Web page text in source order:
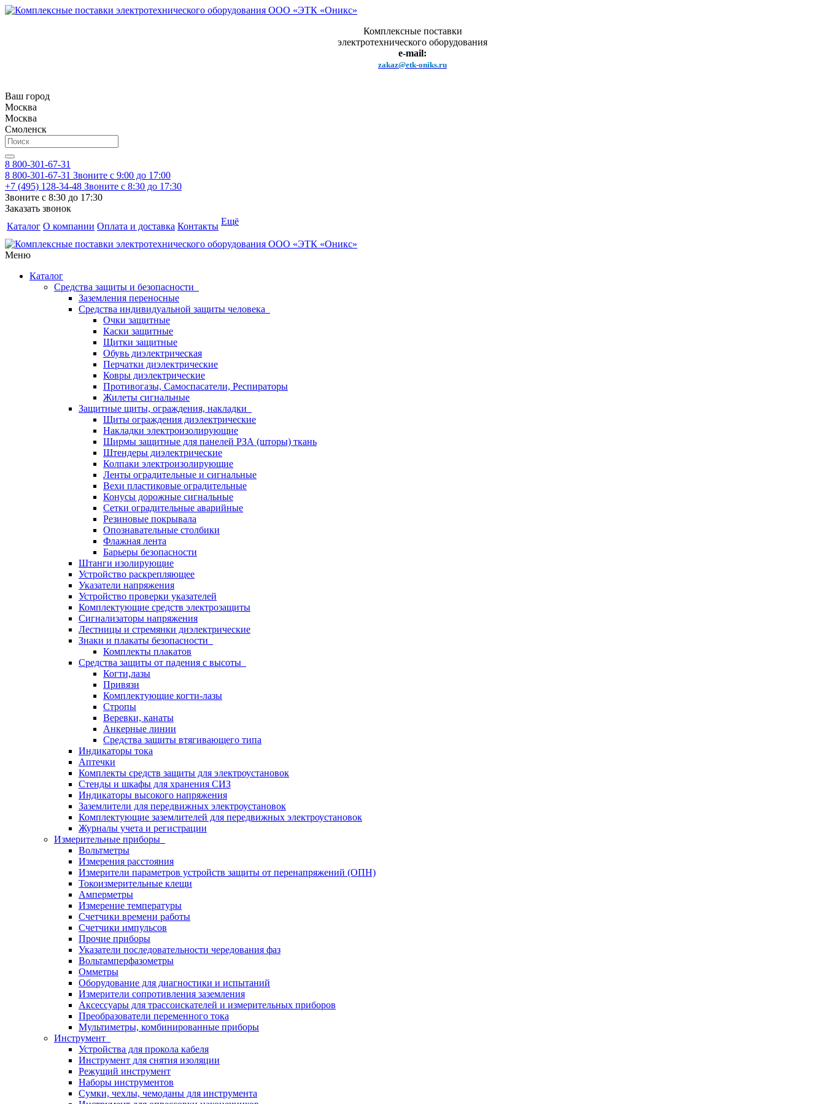
Комплексные поставки
электротехнического оборудования
e-mail:
zakaz@etk-oniks.ru
Ваш город
Москва
Москва
Смоленск
8 800-301-67-31
8 800-301-67-31 Звоните с 9:00 до 17:00
+7 (495) 128-34-48 Звоните с 8:30 до 17:30
Звоните с 8:30 до 17:30
Заказать звонок
Каталог О компании Оплата и доставка Контакты Ещё
Меню
Каталог
Средства защиты и безопасности
Заземления переносные
Средства индивидуальной защиты человека
Очки защитные
Каски защитные
Щитки защитные
Обувь диэлектрическая
Перчатки диэлектрические
Ковры диэлектрические
Противогазы, Самоспасатели, Респираторы
Жилеты сигнальные
Защитные щиты, ограждения, накладки
Щиты ограждения диэлектрические
Накладки электроизолирующие
Ширмы защитные для панелей РЗА (шторы) ткань
Штендеры диэлектрические
Колпаки электроизолирующие
Ленты оградительные и сигнальные
Вехи пластиковые оградительные
Конусы дорожные сигнальные
Сетки оградительные аварийные
Резиновые покрывала
Опознавательные столбики
Флажная лента
Барьеры безопасности
Штанги изолирующие
Устройство раскрепляющее
Указатели напряжения
Устройство проверки указателей
Комплектующие средств электрозащиты
Сигнализаторы напряжения
Лестницы и стремянки диэлектрические
Знаки и плакаты безопасности
Комплекты плакатов
Средства защиты от падения с высоты
Когти,лазы
Привязи
Комплектующие когти-лазы
Стропы
Веревки, канаты
Анкерные линии
Средства защиты втягивающего типа
Индикаторы тока
Аптечки
Комплекты средств защиты для электроустановок
Стенды и шкафы для хранения СИЗ
Индикаторы высокого напряжения
Заземлители для передвижных электроустановок
Комплектующие заземлителей для передвижных электроустановок
Журналы учета и регистрации
Измерительные приборы
Вольтметры
Измерения расстояния
Измерители параметров устройств защиты от перенапряжений (ОПН)
Токоизмерительные клещи
Амперметры
Измерение температуры
Счетчики времени работы
Счетчики импульсов
Прочие приборы
Указатели последовательности чередования фаз
Вольтамперфазометры
Омметры
Оборудование для диагностики и испытаний
Измерители сопротивления заземления
Аксессуары для трассоискателей и измерительных приборов
Преобразователи переменного тока
Мультиметры, комбинированные приборы
Инструмент
Устройства для прокола кабеля
Инструмент для снятия изоляции
Режущий инструмент
Наборы инструментов
Сумки, чехлы, чемоданы для инструмента